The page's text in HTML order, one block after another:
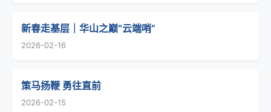
新春走基层｜华山之巅“云端哨”
2026-02-16
策马扬鞭 勇往直前
2026-02-15